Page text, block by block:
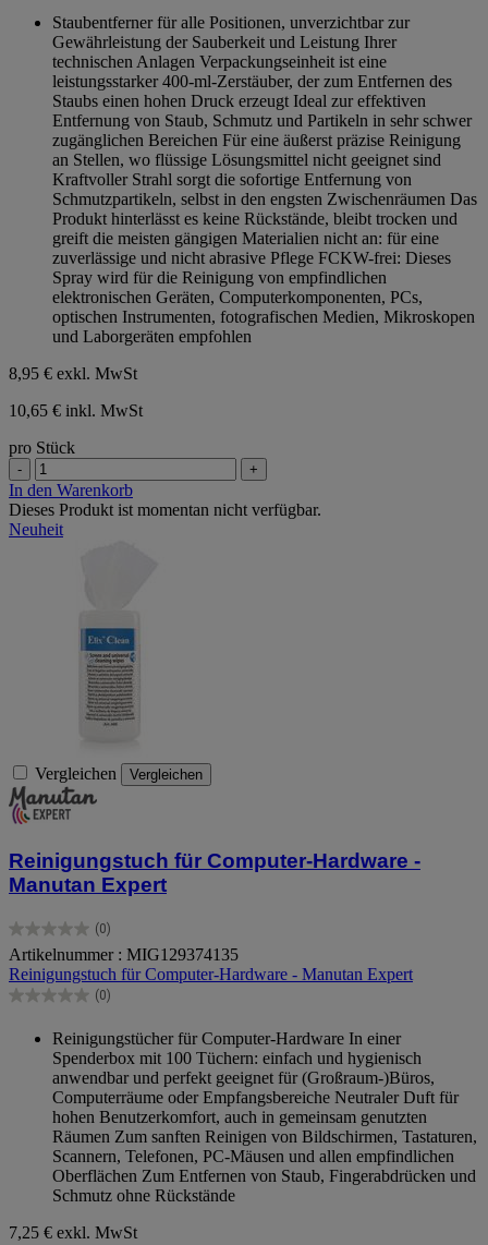
Sternen.
Staubentferner für alle Positionen, unverzichtbar zur
Gewährleistung der Sauberkeit und Leistung Ihrer
technischen Anlagen Verpackungseinheit ist eine
leistungsstarker 400-ml-Zerstäuber, der zum Entfernen des
Staubs einen hohen Druck erzeugt Ideal zur effektiven
Entfernung von Staub, Schmutz und Partikeln in sehr schwer
zugänglichen Bereichen Für eine äußerst präzise Reinigung
an Stellen, wo flüssige Lösungsmittel nicht geeignet sind
Kraftvoller Strahl sorgt die sofortige Entfernung von
Schmutzpartikeln, selbst in den engsten Zwischenräumen Das
Produkt hinterlässt es keine Rückstände, bleibt trocken und
greift die meisten gängigen Materialien nicht an: für eine
zuverlässige und nicht abrasive Pflege FCKW-frei: Dieses
Spray wird für die Reinigung von empfindlichen
elektronischen Geräten, Computerkomponenten, PCs,
optischen Instrumenten, fotografischen Medien, Mikroskopen
und Laborgeräten empfohlen
8,95 € exkl. MwSt
10,65 € inkl. MwSt
pro Stück
- +
In den Warenkorb
Dieses Produkt ist momentan nicht verfügbar.
Neuheit
Vergleichen Vergleichen
Reinigungstuch für Computer-Hardware -
Manutan Expert
(0)
0.0
von
5
Sternen.
Artikelnummer : MIG129374135
Reinigungstuch für Computer-Hardware - Manutan Expert
(0)
0.0
Sternen.
Reinigungstücher für Computer-Hardware In einer
Spenderbox mit 100 Tüchern: einfach und hygienisch
anwendbar und perfekt geeignet für (Großraum-)Büros,
Computerräume oder Empfangsbereiche Neutraler Duft für
hohen Benutzerkomfort, auch in gemeinsam genutzten
Räumen Zum sanften Reinigen von Bildschirmen, Tastaturen,
Scannern, Telefonen, PC-Mäusen und allen empfindlichen
Oberflächen Zum Entfernen von Staub, Fingerabdrücken und
Schmutz ohne Rückstände
7,25 € exkl. MwSt